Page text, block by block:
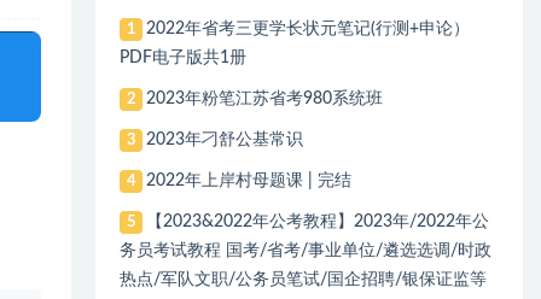
1
2022年省考三更学长状元笔记(行测+申论）
PDF电子版共1册
2 2023年粉笔江苏省考980系统班
3 2023年刁舒公基常识
4 2022年上岸村母题课 | 完结
5
【2023&2022年公考教程】2023年/2022年公
务员考试教程 国考/省考/事业单位/遴选选调/时政
热点/军队文职/公务员笔试/国企招聘/银保证监等